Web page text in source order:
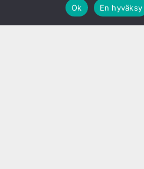
Ok
En hyväksy